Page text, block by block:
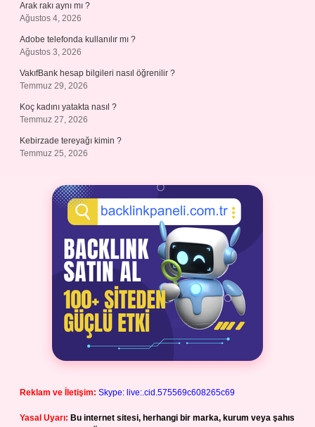
Arak rakı aynı mı ?
Ağustos 4, 2026
Adobe telefonda kullanılır mı ?
Ağustos 3, 2026
VakıfBank hesap bilgileri nasıl öğrenilir ?
Temmuz 29, 2026
Koç kadını yatakta nasıl ?
Temmuz 27, 2026
Kebirzade tereyağı kimin ?
Temmuz 25, 2026
Reklam ve İletişim: Skype: live:.cid.575569c608265c69
Yasal Uyarı: Bu internet sitesi, herhangi bir marka, kurum veya şahıs